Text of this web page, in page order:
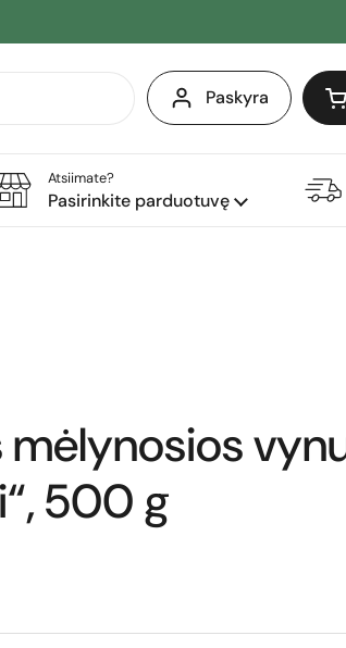
Paskyra
Atsiimate?
Pasirinkite parduotuvę
mėlynosios
500 g